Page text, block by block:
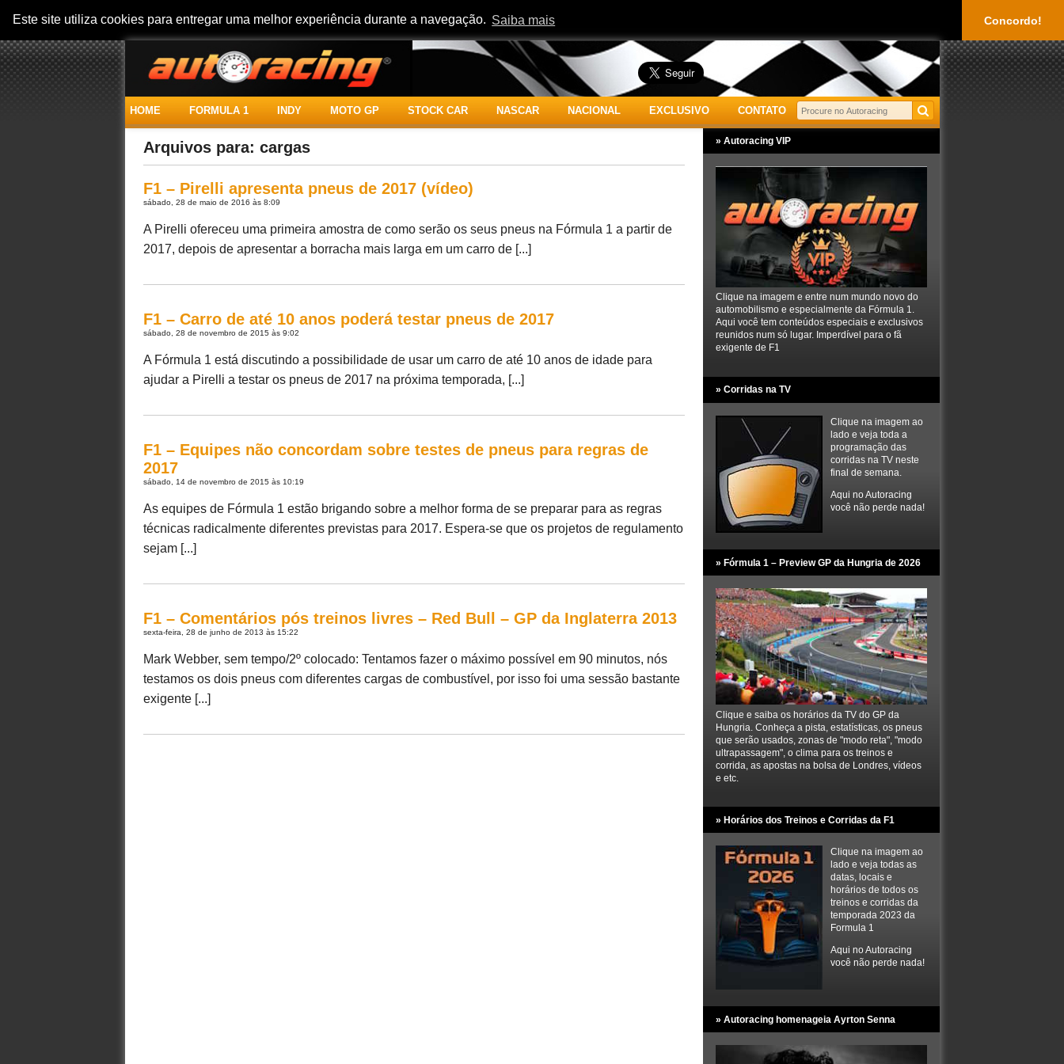
Este site utiliza cookies para entregar uma melhor experiência durante a navegação. Saiba mais Concordo!
HOME FORMULA 1 INDY MOTO GP STOCK CAR NASCAR NACIONAL EXCLUSIVO CONTATO
Arquivos para: cargas
F1 – Pirelli apresenta pneus de 2017 (vídeo)
sábado, 28 de maio de 2016 às 8:09
A Pirelli ofereceu uma primeira amostra de como serão os seus pneus na Fórmula 1 a partir de
2017, depois de apresentar a borracha mais larga em um carro de [...]
F1 – Carro de até 10 anos poderá testar pneus de 2017
sábado, 28 de novembro de 2015 às 9:02
A Fórmula 1 está discutindo a possibilidade de usar um carro de até 10 anos de idade para
ajudar a Pirelli a testar os pneus de 2017 na próxima temporada, [...]
F1 – Equipes não concordam sobre testes de pneus para regras de
2017
sábado, 14 de novembro de 2015 às 10:19
As equipes de Fórmula 1 estão brigando sobre a melhor forma de se preparar para as regras
técnicas radicalmente diferentes previstas para 2017. Espera-se que os projetos de regulamento
sejam [...]
F1 – Comentários pós treinos livres – Red Bull – GP da Inglaterra 2013
sexta-feira, 28 de junho de 2013 às 15:22
Mark Webber, sem tempo/2º colocado: Tentamos fazer o máximo possível em 90 minutos, nós
testamos os dois pneus com diferentes cargas de combustível, por isso foi uma sessão bastante
exigente [...]
» Autoracing VIP
Clique na imagem e entre num mundo novo do
automobilismo e especialmente da Fórmula 1.
Aqui você tem conteúdos especiais e exclusivos
reunidos num só lugar. Imperdível para o fã
exigente de F1
» Corridas na TV
Clique na imagem ao
lado e veja toda a
programação das
corridas na TV neste
final de semana.
Aqui no Autoracing
você não perde nada!
» Fórmula 1 – Preview GP da Hungria de 2026
Clique e saiba os horários da TV do GP da
Hungria. Conheça a pista, estatísticas, os pneus
que serão usados, zonas de "modo reta", "modo
ultrapassagem", o clima para os treinos e
corrida, as apostas na bolsa de Londres, vídeos
e etc.
» Horários dos Treinos e Corridas da F1
Clique na imagem ao
lado e veja todas as
datas, locais e
horários de todos os
treinos e corridas da
temporada 2023 da
Formula 1
Aqui no Autoracing
você não perde nada!
» Autoracing homenageia Ayrton Senna